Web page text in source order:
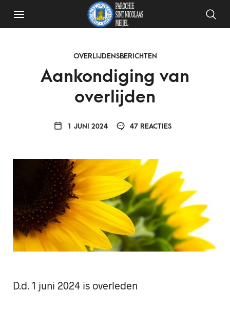
OVERLIJDENSBERICHTEN
Aankondiging van
overlijden
1 JUNI 2024 47 REACTIES
D.d. 1 juni 2024 is overleden